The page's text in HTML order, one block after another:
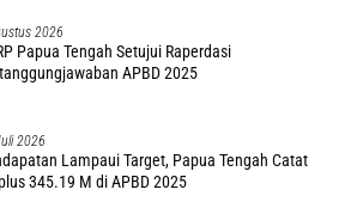
2026
Papua Tengah Setujui Raperdasi
APBD 2025
2026
Lampaui Target, Papua Tengah Catat
345.19 M di APBD 2025